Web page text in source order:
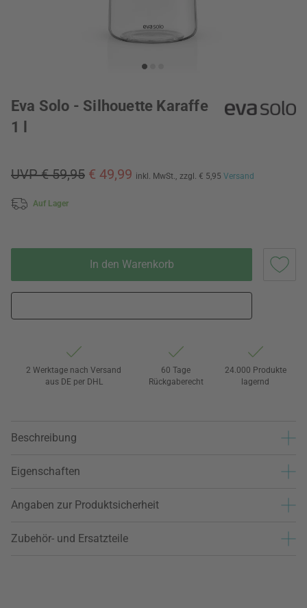
Eva Solo - Silhouette Karaffe
1 l
UVP € 59,95 € 49,99 inkl. MwSt., zzgl. € 5,95 Versand
Auf Lager
In den Warenkorb
2 Werktage nach Versand
aus DE per DHL
60 Tage
Rückgaberecht
24.000 Produkte
lagernd
Beschreibung
Eigenschaften
Angaben zur Produktsicherheit
Zubehör- und Ersatzteile